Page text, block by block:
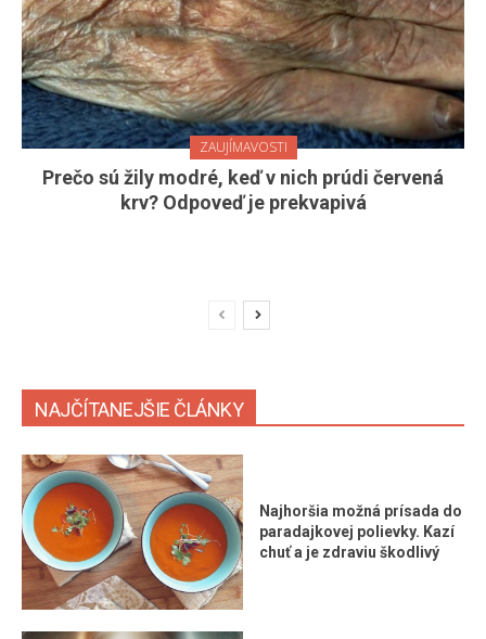
ZAUJÍMAVOSTI
Prečo sú žily modré, keď v nich prúdi červená
krv? Odpoveď je prekvapivá
NAJČÍTANEJŠIE ČLÁNKY
Najhoršia možná prísada do
paradajkovej polievky. Kazí
chuť a je zdraviu škodlivý